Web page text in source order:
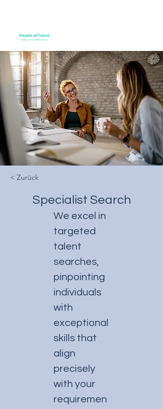
< Zurück
Specialist Search
We excel in
targeted
talent
searches,
pinpointing
individuals
with
exceptional
skills that
align
precisely
with your
requiremen